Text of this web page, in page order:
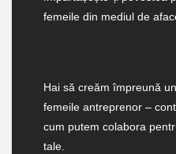
femeile din mediul de
Hai să creăm împreună
femeile antreprenor –
cum putem colabora
tale.